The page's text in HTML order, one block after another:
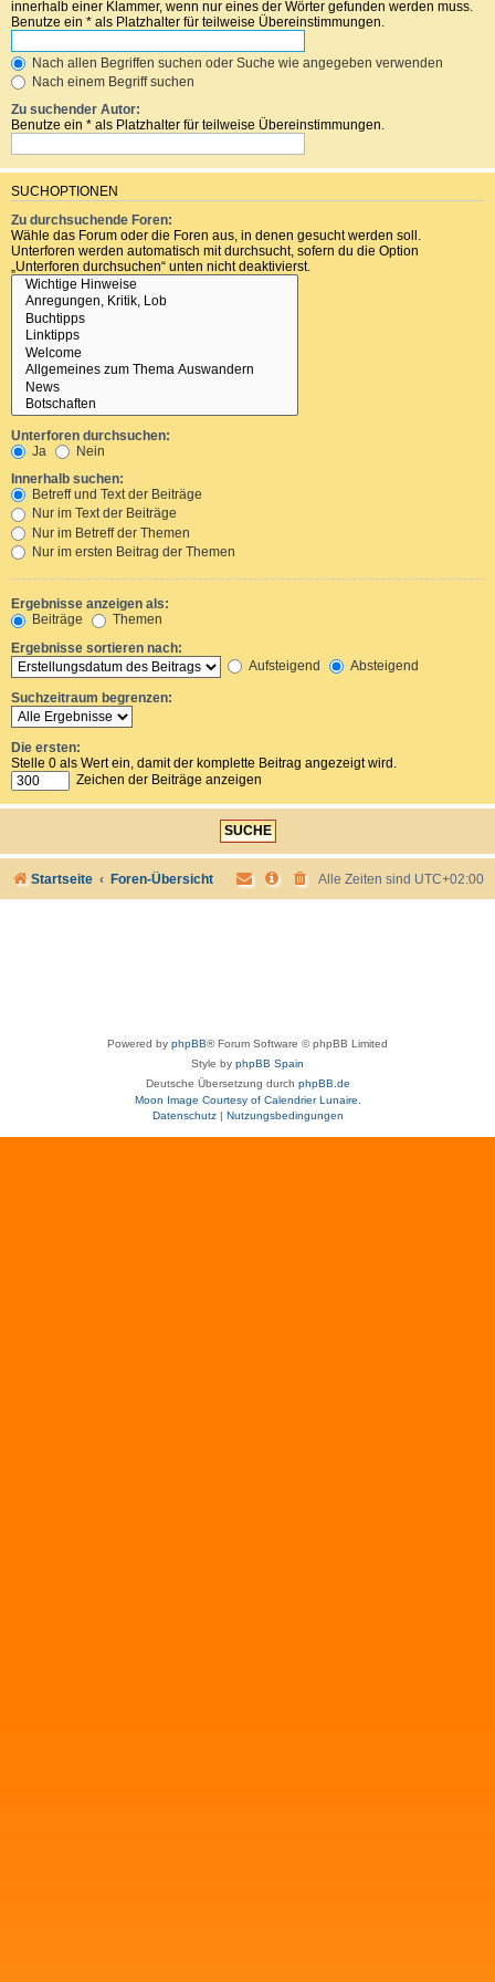
innerhalb einer Klammer, wenn nur eines der Wörter gefunden werden muss.
Benutze ein * als Platzhalter für teilweise Übereinstimmungen.
Nach allen Begriffen suchen oder Suche wie angegeben verwenden
Nach einem Begriff suchen
Zu suchender Autor:
Benutze ein * als Platzhalter für teilweise Übereinstimmungen.
SUCHOPTIONEN
Zu durchsuchende Foren:
Wähle das Forum oder die Foren aus, in denen gesucht werden soll.
Unterforen werden automatisch mit durchsucht, sofern du die Option
„Unterforen durchsuchen“ unten nicht deaktivierst.
Unterforen durchsuchen:
Ja
Nein
Innerhalb suchen:
Betreff und Text der Beiträge
Nur im Text der Beiträge
Nur im Betreff der Themen
Nur im ersten Beitrag der Themen
Ergebnisse anzeigen als:
Beiträge
Themen
Ergebnisse sortieren nach:
Aufsteigend
Absteigend
Suchzeitraum begrenzen:
Die ersten:
Stelle 0 als Wert ein, damit der komplette Beitrag angezeigt wird.
Zeichen der Beiträge anzeigen
Startseite Foren-Übersicht Alle Zeiten sind UTC+02:00
Powered by phpBB® Forum Software © phpBB Limited
Style by phpBB Spain
Deutsche Übersetzung durch phpBB.de
Moon Image Courtesy of Calendrier Lunaire.
Datenschutz| Nutzungsbedingungen